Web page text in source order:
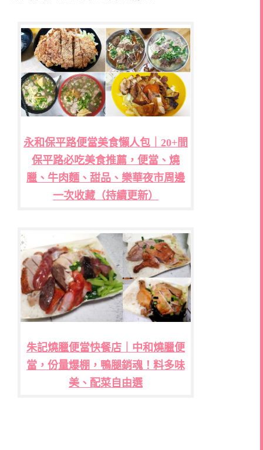
永和保平路便當美食懶人包｜20+間
保平路必吃美食推薦，便當、燒
臘、牛肉麵、甜品、樂華夜市周邊
一次收藏（持續更新）
朱記燒臘便當快餐店｜中和燒臘便
當，份量爆棚，鴨腿銷魂！料多味
美、配菜自由選